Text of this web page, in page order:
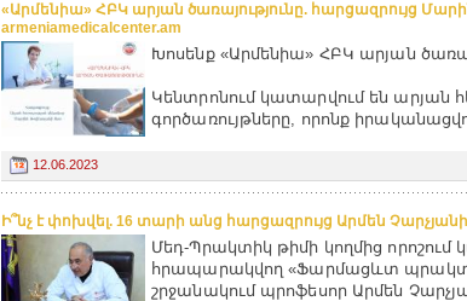
«Արմենիա» ՀԲԿ արյան ծառայությունը. հարցազրույց
armeniamedicalcenter.am
Խոսենք «Արմենիա» ՀԲԿ արյան
Կենտրոնում կատարվում են արյան
գործառույթները, որոնք
12.06.2023
Ի՞նչ է փոխվել. 16 տարի անց հարցազրույց Արմեն
Մեդ-Պրակտիկ թիմի կողմից որոշում
հրապարակվող «Ֆարմացևտ
շրջանակում պրոֆեսոր Արմեն